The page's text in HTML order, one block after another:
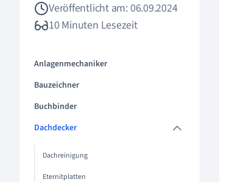
Veröffentlicht am: 06.09.2024
10 Minuten Lesezeit
Anlagenmechaniker
Bauzeichner
Buchbinder
Dachdecker
Dachreinigung
Eternitplatten